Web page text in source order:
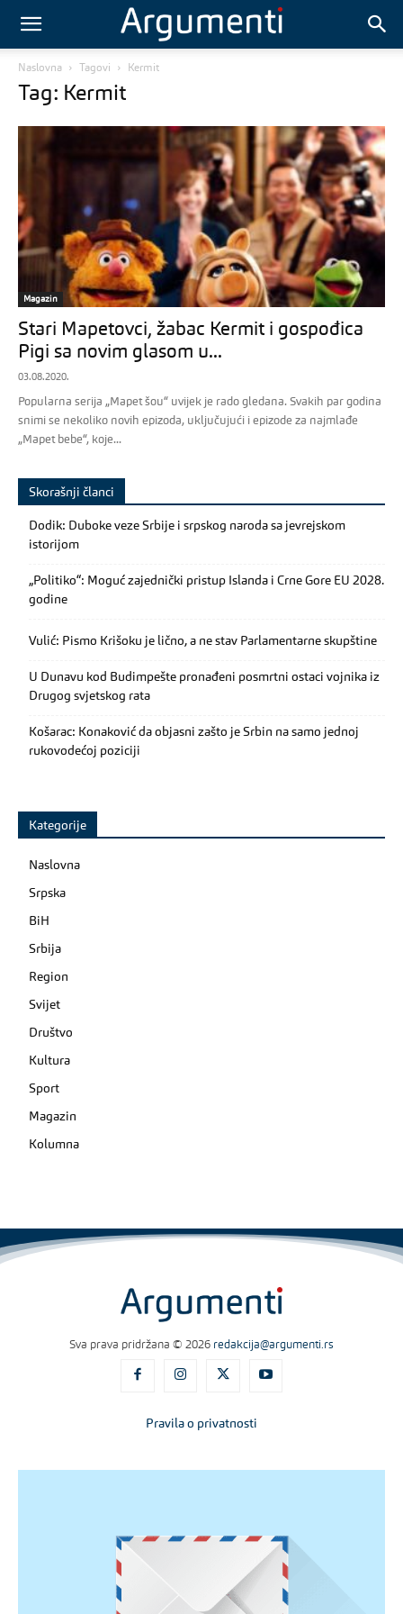
Naslovna Tagovi Kermit
Tag: Kermit
Magazin
Stari Mapetovci, žabac Kermit i gospođica
Pigi sa novim glasom u...
03.08.2020.
Popularna serija „Mapet šou“ uvijek je rado gledana. Svakih par godina
snimi se nekoliko novih epizoda, uključujući i epizode za najmlađe
„Mapet bebe“, koje...
Skorašnji članci
Dodik: Duboke veze Srbije i srpskog naroda sa jevrejskom
istorijom
„Politiko“: Moguć zajednički pristup Islanda i Crne Gore EU 2028.
godine
Vulić: Pismo Krišoku je lično, a ne stav Parlamentarne skupštine
U Dunavu kod Budimpešte pronađeni posmrtni ostaci vojnika iz
Drugog svjetskog rata
Košarac: Konaković da objasni zašto je Srbin na samo jednoj
rukovodećoj poziciji
Kategorije
Naslovna
Srpska
BiH
Srbija
Region
Svijet
Društvo
Kultura
Sport
Magazin
Kolumna
Sva prava pridržana © 2026 redakcija@argumenti.rs
Pravila o privatnosti